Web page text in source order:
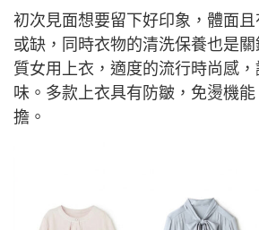
初次見面想要留下好印象，體面
或缺，同時衣物的清洗保養也是
質女用上衣，適度的流行時尚感
味。多款上衣具有防皺，免燙機
擔。